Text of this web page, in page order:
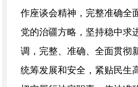
作座谈会精神， 完整准确全
党的治疆方略， 坚持稳中求
调，完整、准确、全面贯彻
统筹发展和安全，紧贴民生